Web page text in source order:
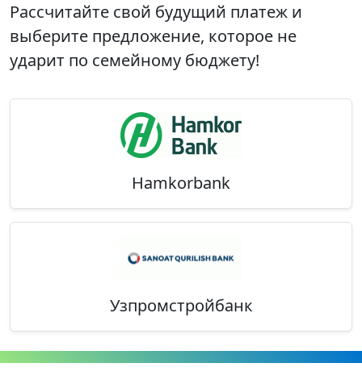
Рассчитайте свой будущий платеж и
выберите предложение, которое не
ударит по семейному бюджету!
Hamkorbank
Узпромстройбанк